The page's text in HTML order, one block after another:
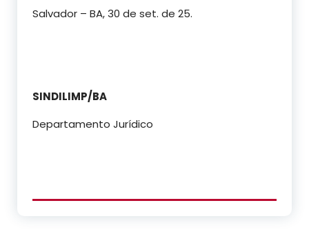
Salvador – BA, 30 de set. de 25.
SINDILIMP/BA
Departamento Jurídico